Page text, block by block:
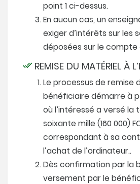
point 1 ci-dessus.
En aucun cas, un
exiger d’intérêts sur les
déposées sur le compte
REMISE DU MATÉRIEL À
Le processus de remise
bénéficiaire démarre à
où l’intéressé a versé
soixante mille (160 000)
correspondant à sa
l’achat de l’ordinateur..
Dès confirmation par la
versement par le